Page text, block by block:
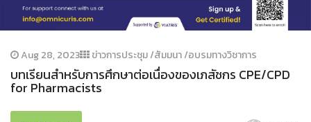
Aug 28, 2023 ข่าวการประชุม /สัมมนา /อบรมทางวิชาการ
บทเรียนสำหรับการศึกษาต่อเนื่องของเภสัชกร CPE/CPD
for Pharmacists